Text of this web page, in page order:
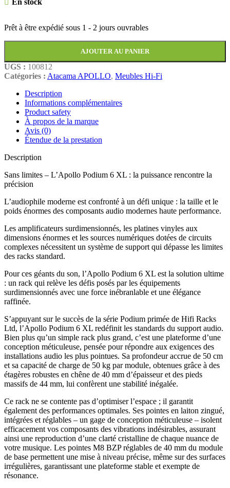
En stock
Prêt à être expédié sous 1 - 2 jours ouvrables
AJOUTER AU PANIER
UGS : 100812
Catégories : Atacama APOLLO, Meubles Hi-Fi
Description
Informations complémentaires
Product safety
À propos de la marque
Avis (0)
Étendue de la prestation
Description
Sans limites – L’Apollo Podium 6 XL : la puissance rencontre la
précision
L’audiophile moderne est confronté à un défi unique : la taille et le
poids énormes des composants audio modernes haute performance.
Les amplificateurs surdimensionnés, les platines vinyles aux
dimensions énormes et les sources numériques dotées de circuits
complexes nécessitent un système de support qui dépasse les limites
des racks standard.
Pour ces géants du son, l’Apollo Podium 6 XL est la solution ultime
: un rack qui relève les défis posés par les équipements
surdimensionnés avec une force inébranlable et une élégance
raffinée.
S’appuyant sur le succès de la série Podium primée de Hifi Racks
Ltd, l’Apollo Podium 6 XL redéfinit les standards du support audio.
Bien plus qu’un simple rack plus grand, c’est une plateforme d’une
conception méticuleuse, pensée pour répondre aux exigences des
installations audio les plus pointues. Sa profondeur accrue de 50 cm
et sa capacité de charge de 50 kg par module, obtenues grâce à des
étagères robustes en chêne de 40 mm d’épaisseur et des pieds
massifs de 44 mm, lui confèrent une stabilité inégalée.
Ce rack ne se contente pas d’optimiser l’espace ; il garantit
également des performances optimales. Ses pointes en laiton zingué,
intégrées et réglables – un gage de conception méticuleuse – isolent
efficacement vos composants des vibrations indésirables, assurant
ainsi une reproduction d’une clarté cristalline de chaque nuance de
votre musique. Les pointes M8 BZP réglables de 40 mm du module
de base permettent une mise à niveau précise, même sur des surfaces
irrégulières, garantissant une plateforme stable et exempte de
résonance.